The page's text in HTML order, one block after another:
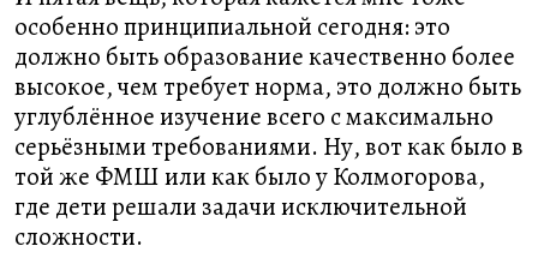
особенно принципиальной сегодня: это
должно быть образование качественно более
высокое, чем требует норма, это должно быть
углублённое изучение всего с максимально
серьёзными требованиями. Ну, вот как было в
той же ФМШ или как было у Колмогорова,
где дети решали задачи исключительной
сложности.